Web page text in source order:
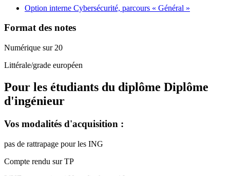
Option interne Cybersécurité, parcours « Général »
Format des notes
Numérique sur 20
Littérale/grade européen
Pour les étudiants du diplôme Diplôme
d'ingénieur
Vos modalités d'acquisition :
pas de rattrapage pour les ING
Compte rendu sur TP